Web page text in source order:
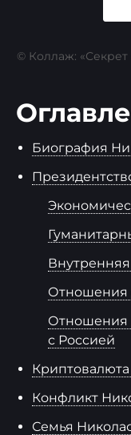
© Коллаж:
Биография
Отношения
Отношения
с Россией
Конфликт
Семья